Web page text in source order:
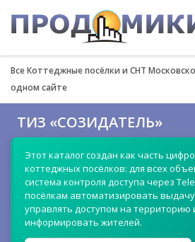
Все Коттеджные посёлки и СНТ
одном сайте
ТИЗ «СОЗИДАТЕЛЬ»
Этот каталог создан как часть
коттеджных посёлков: для всех
система контроля доступа через
посёлкам автоматизировать
управлять доступом на территорию
информировать жителей.